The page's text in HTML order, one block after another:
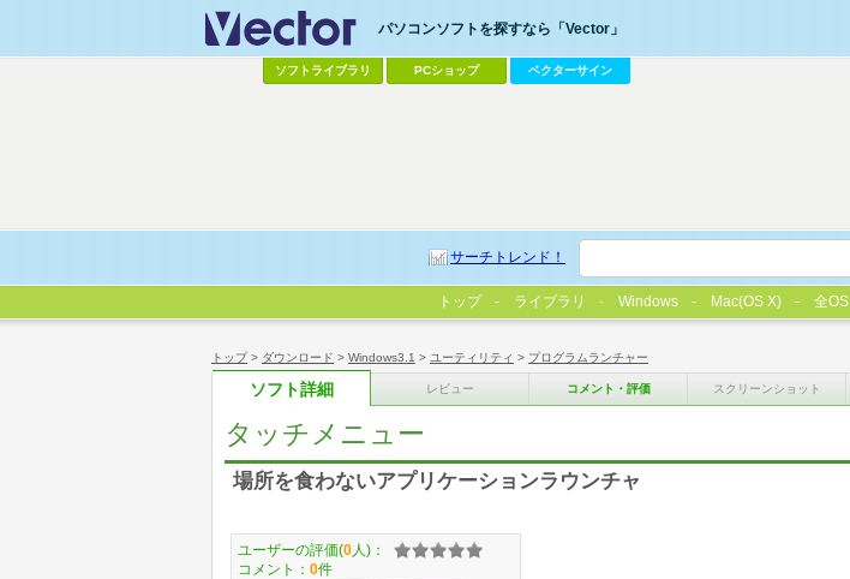
トップ> ダウンロード > Windows3.1 > ユーティリティ > プログラムランチャー
ソフト詳細 レビュー コメント・評価 スクリーンショット
タッチメニュー
場所を食わないアプリケーションラウンチャ
ユーザーの評価(0 人)：
コメント： 0件
パソコンソフトを探すなら「Vector」
ソフトライブラリ PCショップ ベクターサイン
サーチトレンド！
トップ ライブラリ Windows Mac(OS X) 全OS